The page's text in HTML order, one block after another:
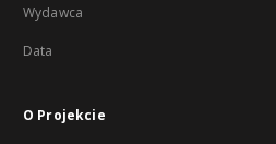
Wydawca
Data
O Projekcie